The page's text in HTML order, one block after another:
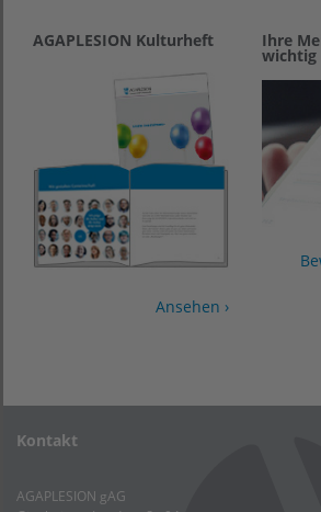
AGAPLESION Kulturheft
Ansehen ›
Ihre
wichtig
Kontakt
AGAPLESION gAG